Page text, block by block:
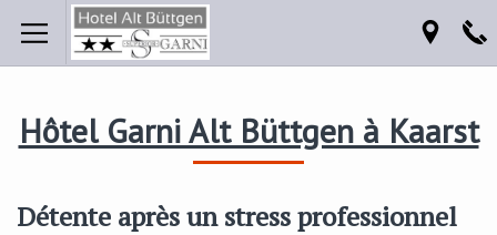
Hôtel Garni Alt Büttgen à Kaarst
Détente après un stress professionnel